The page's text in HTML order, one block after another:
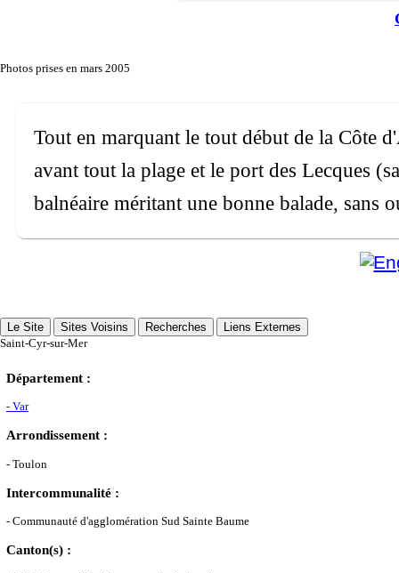
Photos prises en mars 2005
Tout en marquant le tout début de la Côte
avant tout la plage et le port des Lecques
balnéaire méritant une bonne balade, sans
Le Site Sites Voisins Recherches
Liens Externes
Saint-Cyr-sur-Mer
Département :
- Var
Arrondissement :
- Toulon
Intercommunalité :
- Communauté d'agglomération Sud Sainte Baume
Canton(s) :